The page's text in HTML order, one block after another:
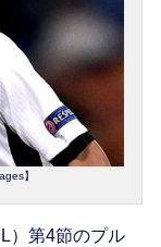
】
）第4節のプル